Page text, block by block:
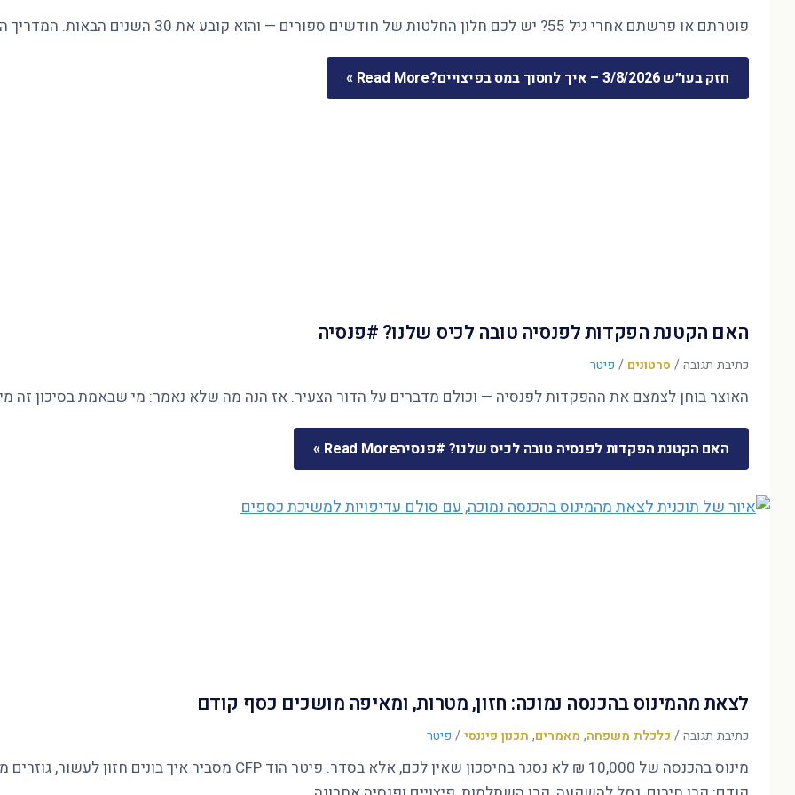
פוטרתם או פרשתם אחרי גיל 55? יש לכם חלון החלטות של חודשים ספורים — והוא קובע את 30 השנים הבאות. המדריך המלא לכסף שמשתחרר …
חזק בעו״ש 3/8/2026 – איך לחסוך במס בפיצויים? Read More »
האם הקטנת הפקדות לפנסיה טובה לכיס שלנו? #פנסיה
כתיבת תגובה/ סרטונים / פיטר
האוצר בוחן לצמצם את ההפקדות לפנסיה — וכולם מדברים על הדור הצעיר. אז הנה מה שלא נאמר: מי שבאמת בסיכון זה מי שנשארו לו
האם הקטנת הפקדות לפנסיה טובה לכיס שלנו? #פנסיהRead More »
לצאת מהמינוס בהכנסה נמוכה: חזון, מטרות, ומאיפה מושכים כסף קודם
כתיבת תגובה/ כלכלת משפחה, מאמרים, תכנון פיננסי/ פיטר